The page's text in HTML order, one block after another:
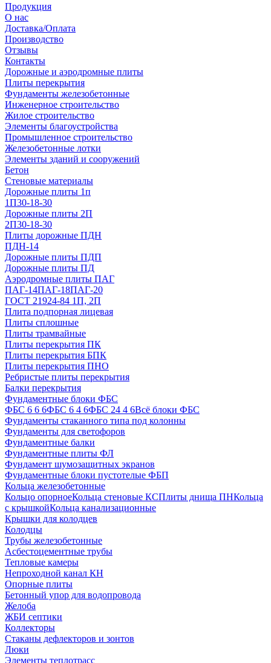
Продукция
О нас
Доставка/Оплата
Производство
Отзывы
Контакты
Дорожные и аэродромные плиты
Плиты перекрытия
Фундаменты железобетонные
Инженерное строительство
Жилое строительство
Элементы благоустройства
Промышленное строительство
Железобетонные лотки
Элементы зданий и сооружений
Бетон
Стеновые материалы
Дорожные плиты 1п
1П30-18-30
Дорожные плиты 2П
2П30-18-30
Плиты дорожные ПДН
ПДН-14
Дорожные плиты ПДП
Дорожные плиты ПД
Аэродромные плиты ПАГ
ПАГ-14ПАГ-18ПАГ-20
ГОСТ 21924-84 1П, 2П
Плита подпорная лицевая
Плиты сплошные
Плиты трамвайные
Плиты перекрытия ПК
Плиты перекрытия БПК
Плиты перекрытия ПНО
Ребристые плиты перекрытия
Балки перекрытия
Фундаментные блоки ФБС
ФБС 6 6 6ФБС 6 4 6ФБС 24 4 6Всё блоки ФБС
Фундаменты стаканного типа под колонны
Фундаменты для светофоров
Фундаментные балки
Фундаментные плиты ФЛ
Фундамент шумозащитных экранов
Фундаментные блоки пустотелые ФБП
Кольца железобетонные
Кольцо опорноеКольца стеновые КСПлиты днища ПНКольца
с крышкойКольца канализационные
Крышки для колодцев
Колодцы
Трубы железобетонные
Асбестоцементные трубы
Тепловые камеры
Непроходной канал КН
Опорные плиты
Бетонный упор для водопровода
Желоба
ЖБИ септики
Коллекторы
Стаканы дефлекторов и зонтов
Люки
Элементы теплотрасс